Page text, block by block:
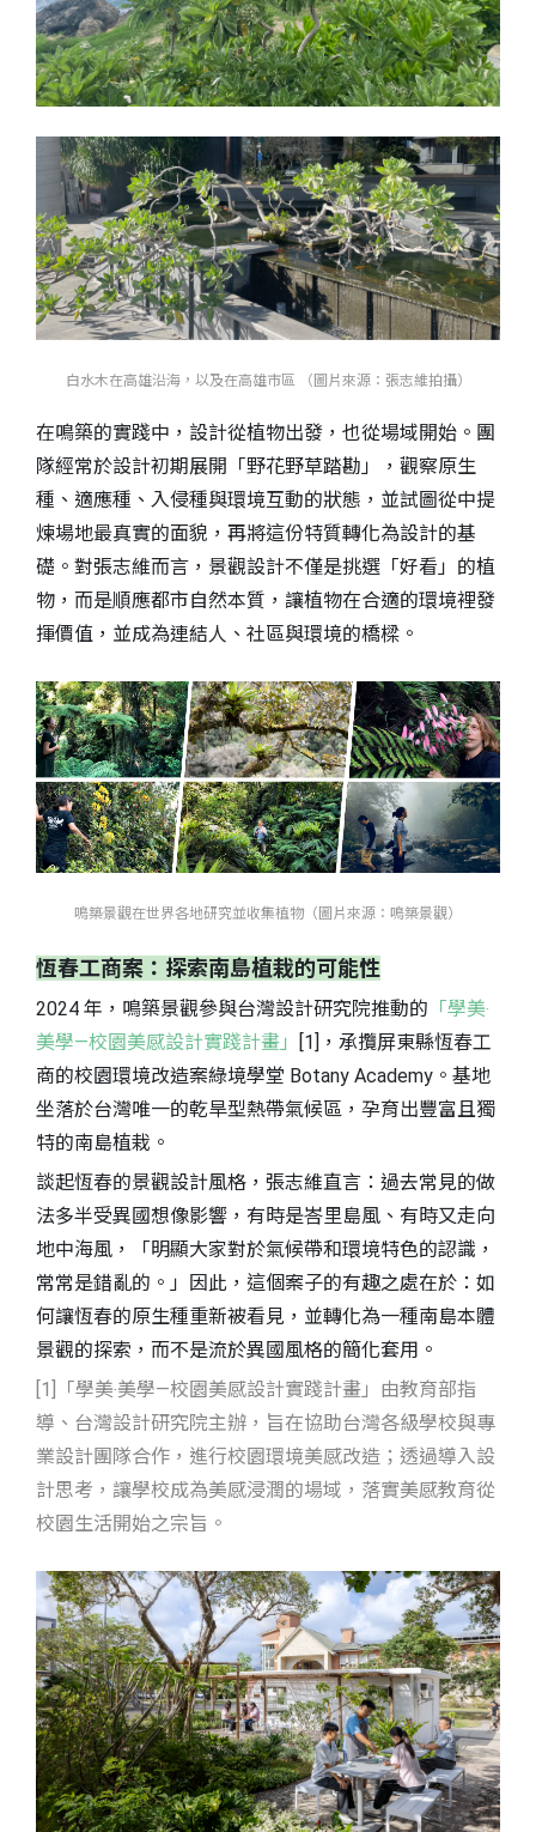
白水木在高雄沿海，以及在高雄市區 （圖片來源：張志維拍攝）
在鳴築的實踐中，設計從植物出發，也從場域開始。團
隊經常於設計初期展開「野花野草踏勘」，觀察原生
種、適應種、入侵種與環境互動的狀態，並試圖從中提
煉場地最真實的面貌，再將這份特質轉化為設計的基
礎。對張志維而言，景觀設計不僅是挑選「好看」的植
物，而是順應都市自然本質，讓植物在合適的環境裡發
揮價值，並成為連結人、社區與環境的橋樑。
鳴築景觀在世界各地研究並收集植物（圖片來源：鳴築景觀）
恆春工商案：探索南島植栽的可能性
2024 年，鳴築景觀參與台灣設計研究院推動的 「學美‧
美學—校園美感設計實踐計畫」
[1]，承攬屏東縣恆春工
商的校園環境改造案綠境學堂 Botany Academy。基地
坐落於台灣唯一的乾旱型熱帶氣候區，孕育出豐富且獨
特的南島植栽。
談起恆春的景觀設計風格，張志維直言：過去常見的做
法多半受異國想像影響，有時是峇里島風、有時又走向
地中海風，「明顯大家對於氣候帶和環境特色的認識，
常常是錯亂的。」因此，這個案子的有趣之處在於：如
何讓恆春的原生種重新被看見，並轉化為一種南島本體
景觀的探索，而不是流於異國風格的簡化套用。
[1]「學美‧美學—校園美感設計實踐計畫」由教育部指
導、台灣設計研究院主辦，旨在協助台灣各級學校與專
業設計團隊合作，進行校園環境美感改造；透過導入設
計思考，讓學校成為美感浸潤的場域，落實美感教育從
校園生活開始之宗旨。